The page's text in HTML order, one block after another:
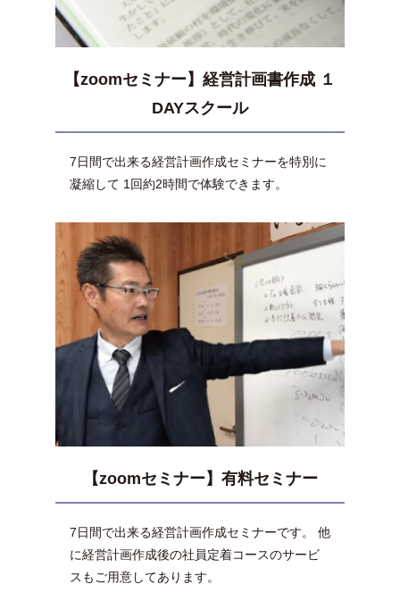
【zoomセミナー】経営計画書作成 １
DAYスクール
7日間で出来る経営計画作成セミナーを特別に
凝縮して 1回約2時間で体験できます。
【zoomセミナー】有料セミナー
7日間で出来る経営計画作成セミナーです。 他
に経営計画作成後の社員定着コースのサービ
スもご用意してあります。